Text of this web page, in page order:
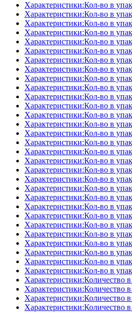
Характеристики:Кол-во в
Характеристики:Кол-во в
Характеристики:Кол-во в
Характеристики:Кол-во в
Характеристики:Кол-во в
Характеристики:Кол-во в
Характеристики:Кол-во в
Характеристики:Кол-во в
Характеристики:Кол-во в
Характеристики:Кол-во в
Характеристики:Кол-во в
Характеристики:Кол-во в
Характеристики:Кол-во в
Характеристики:Кол-во в
Характеристики:Кол-во в
Характеристики:Кол-во в
Характеристики:Кол-во в
Характеристики:Кол-во в
Характеристики:Кол-во в
Характеристики:Кол-во в
Характеристики:Кол-во в
Характеристики:Кол-во в
Характеристики:Кол-во в
Характеристики:Кол-во в
Характеристики:Кол-во в
Характеристики:Кол-во в
Характеристики:Кол-во в
Характеристики:Кол-во в
Характеристики:Кол-во в
Характеристики:Кол-во в
Характеристики:Количество
Характеристики:Количество
Характеристики:Количество
Характеристики:Количество